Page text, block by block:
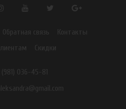
Обратная связь
Контакты
Скидки
(981) 036-45-81